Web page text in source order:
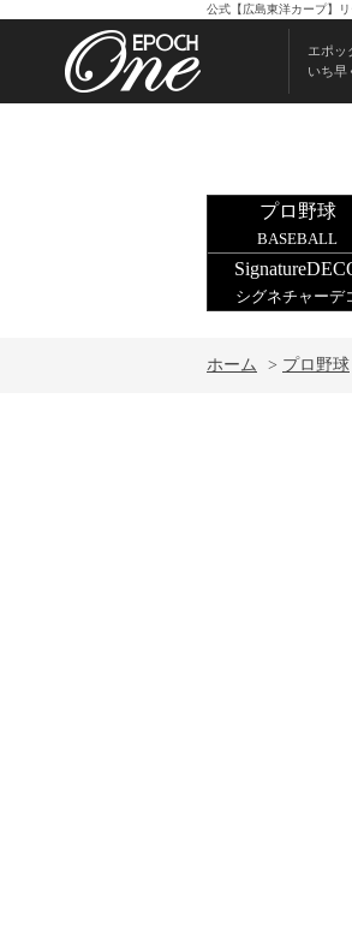
公式【広島東洋カープ】
エポッ
いち早
プロ野球
BASEBALL
シグネチャーデ
ホーム > プロ野球